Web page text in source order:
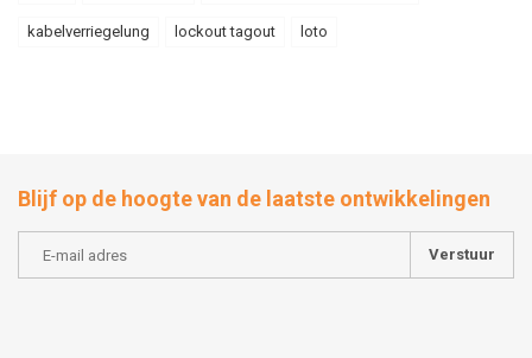
kabelverriegelung lockout tagout loto
Blijf op de hoogte van de laatste ontwikkelingen
Verstuur